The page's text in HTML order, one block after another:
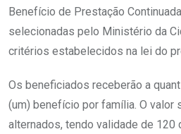
Benefício de Prestação
selecionadas pelo Ministério da
critérios estabelecidos na lei do
Os beneficiados receberão a
(um) benefício por família. O valor
alternados, tendo validade de 120